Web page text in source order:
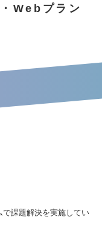
Webプラン
課題解決を実施してい